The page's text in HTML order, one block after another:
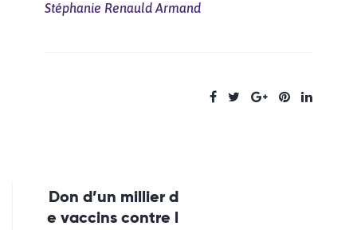
Stéphanie Renauld Armand
Don d’un millier d
e vaccins contre l